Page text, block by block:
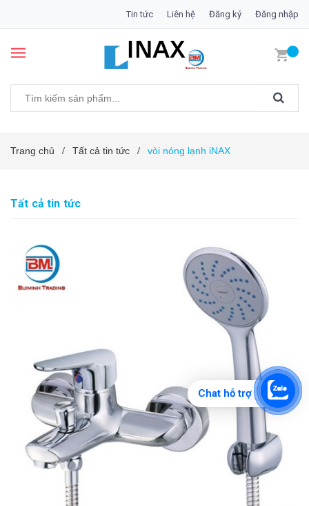
Tin tức Liên hệ Đăng ký Đăng nhập
Trang chủ / Tất cả tin tức / vòi nóng lạnh iNAX
Tất cả tin tức
Chat hỗ trợ